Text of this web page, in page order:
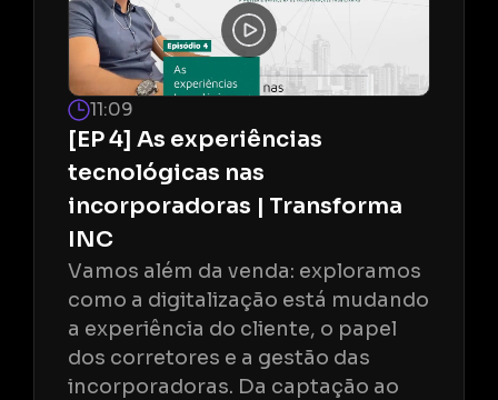
[EP 4] As experiências
tecnológicas nas
incorporadoras | Transforma
INC
11:09
Vamos além da venda: exploramos
como a digitalização está mudando
a experiência do cliente, o papel
dos corretores e a gestão das
incorporadoras. Da captação ao